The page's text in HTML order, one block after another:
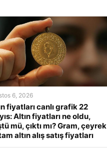
6, 2026
fiyatları canlı grafik 22
Altın fiyatları ne oldu,
mü, çıktı mı? Gram, çeyrek
altın alış satış fiyatları